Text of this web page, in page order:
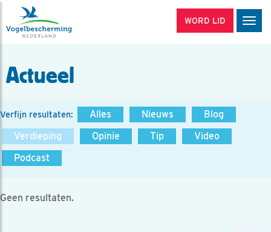
WORD LID
Actueel
Verfijn resultaten: Alles Nieuws
Blog
Verdieping
Opinie Tip
Video
Podcast
Geen resultaten.